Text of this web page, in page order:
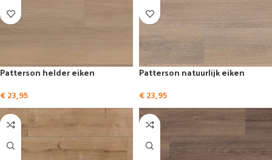
Patterson helder eiken
€23,95
Patterson natuurlijk eiken
€23,95